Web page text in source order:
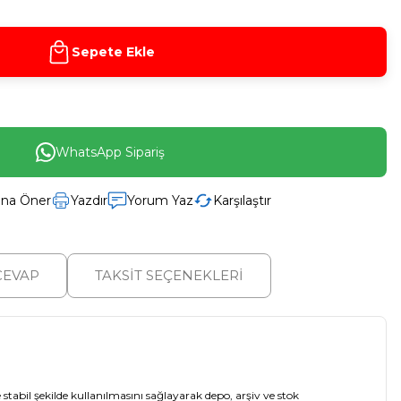
Sepete Ekle
WhatsApp Sipariş
Öner Yazdır Yorum Yaz Karşılaştır
TAKSİT SEÇENEKLERİ
şekilde kullanılmasını sağlayarak depo, arşiv ve stok